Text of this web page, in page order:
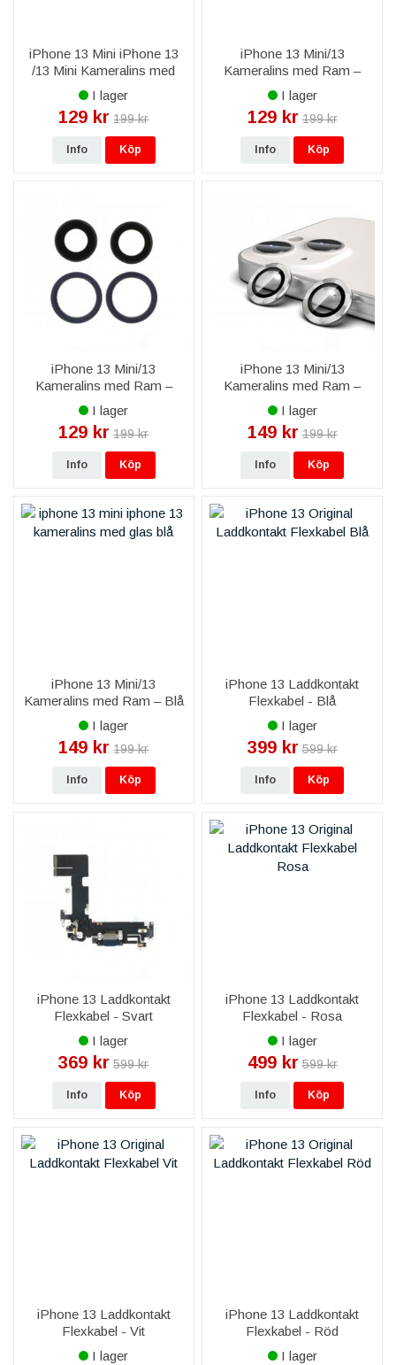
iPhone 13 Mini iPhone 13
/13 Mini Kameralins med
Ram – Rosa
I lager
129 kr 199 kr
Info Köp
iPhone 13 Mini/13
Kameralins med Ram –
Röd
I lager
129 kr 199 kr
Info Köp
iPhone 13 Mini/13
Kameralins med Ram –
Svart
I lager
129 kr 199 kr
Info Köp
iPhone 13 Mini/13
Kameralins med Ram –
Silver
I lager
149 kr 199 kr
Info Köp
iPhone 13 Mini/13
Kameralins med Ram – Blå
I lager
149 kr 199 kr
Info Köp
iPhone 13 Laddkontakt
Flexkabel - Blå
I lager
399 kr 599 kr
Info Köp
iPhone 13 Laddkontakt
Flexkabel - Svart
I lager
369 kr 599 kr
Info Köp
iPhone 13 Laddkontakt
Flexkabel - Rosa
I lager
499 kr 599 kr
Info Köp
iPhone 13 Laddkontakt
Flexkabel - Vit
I lager
iPhone 13 Laddkontakt
Flexkabel - Röd
I lager